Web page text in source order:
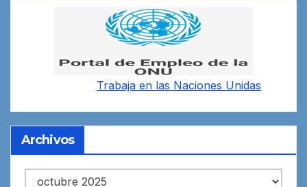
Trabaja en las Naciones Unidas
Archivos
Archivos